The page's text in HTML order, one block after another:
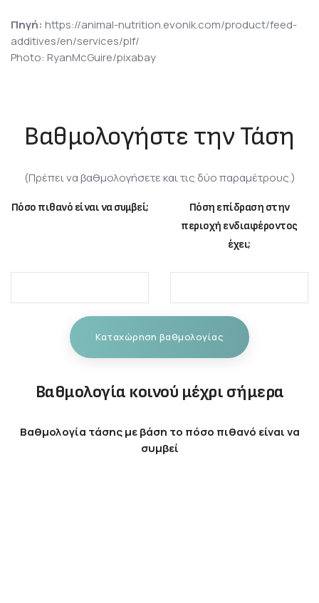
Πηγή: https://animal-nutrition.evonik.com/product/feed-
additives/en/services/plf/
Photo: RyanMcGuire/pixabay
Βαθμολογήστε την Τάση
(Πρέπει να βαθμολογήσετε και τις δύο παραμέτρους.)
Πόσο πιθανό είναι να συμβεί;
Πόση επίδραση στην
περιοχή ενδιαφέροντος
έχει;
Καταχώρηση βαθμολογίας
Βαθμολογία κοινού μέχρι σήμερα
Βαθμολογία τάσης με βάση το πόσο πιθανό είναι να
συμβεί